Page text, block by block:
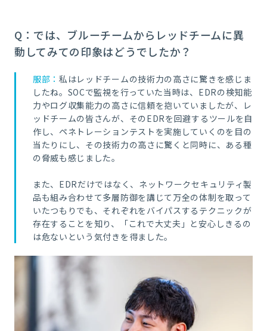
Q：では、ブルーチームからレッドチームに異
動してみての印象はどうでしたか？
服部： 私はレッドチームの技術力の高さに驚きを感じま
したね。SOCで監視を行っていた当時は、EDRの検知能
力やログ収集能力の高さに信頼を抱いていましたが、レ
ッドチームの皆さんが、そのEDRを回避するツールを自
作し、ペネトレーションテストを実施していくのを目の
当たりにし、その技術力の高さに驚くと同時に、ある種
の脅威も感じました。
また、EDRだけではなく、ネットワークセキュリティ製
品も組み合わせて多層防御を講じて万全の体制を取って
いたつもりでも、それぞれをバイパスするテクニックが
存在することを知り、「これで大丈夫」と安心しきるの
は危ないという気付きを得ました。